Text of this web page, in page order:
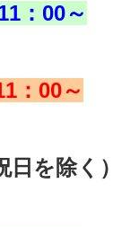
：00～
：00～
日を除く）